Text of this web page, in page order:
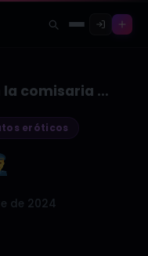
En la comisaria
eróticos
de 2024